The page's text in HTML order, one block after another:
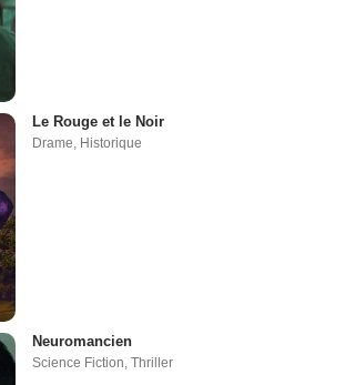
Le Rouge et le Noir
Drame, Historique
Neuromancien
Science Fiction,Thriller